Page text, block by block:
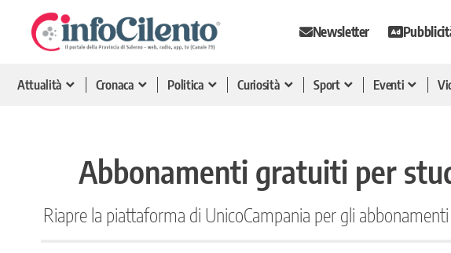
Newsletter
Attualità Cronaca Politica Curiosità Sport Eventi
Abbonamenti gratuiti per
Riapre la piattaforma di UnicoCampania per gli